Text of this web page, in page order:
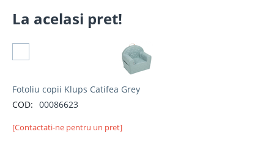
La acelasi pret!
Fotoliu copii Klups Catifea Grey
COD: 00086623
[Contactati-ne pentru un pret]